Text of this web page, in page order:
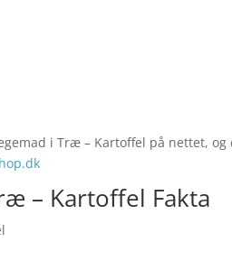
i Træ – Kartoffel på nettet,
– Kartoffel Fakta